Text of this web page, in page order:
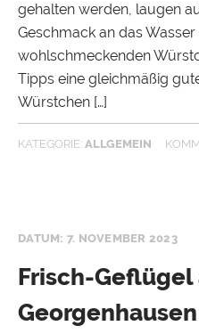
gehalten werden, laugen
Geschmack an das
wohlschmeckenden
Tipps eine gleichmäßig
Würstchen […]
KATEGORIE: ALLGEMEIN
DATUM: 7. NOVEMBER 2023
Frisch-Geflügel
Georgenhausen